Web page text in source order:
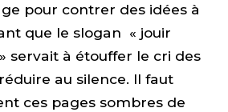
pour contrer des idées à
que le slogan « jouir
servait à étouffer le cri des
au silence. Il faut
ces pages sombres de